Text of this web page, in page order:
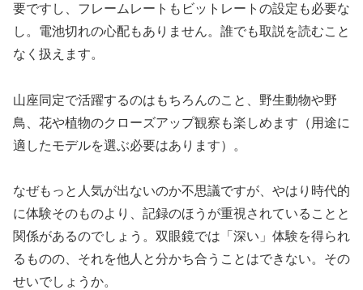
要ですし、フレームレートもビットレートの設定も必要な
し。電池切れの心配もありません。誰でも取説を読むこと
なく扱えます。
山座同定で活躍するのはもちろんのこと、野生動物や野
鳥、花や植物のクローズアップ観察も楽しめます（用途に
適したモデルを選ぶ必要はあります）。
なぜもっと人気が出ないのか不思議ですが、やはり時代的
に体験そのものより、記録のほうが重視されていることと
関係があるのでしょう。双眼鏡では「深い」体験を得られ
るものの、それを他人と分かち合うことはできない。その
せいでしょうか。